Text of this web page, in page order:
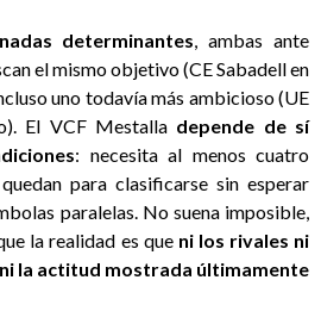
determinantes , ambas ante
el mismo objetivo (CE Sabadell en
uno todavía más ambicioso (UE
El VCF Mestalla depende de sí
: necesita al menos cuatro
para clasificarse sin esperar
paralelas. No suena imposible,
la realidad es que ni los rivales ni
la actitud mostrada últimamente